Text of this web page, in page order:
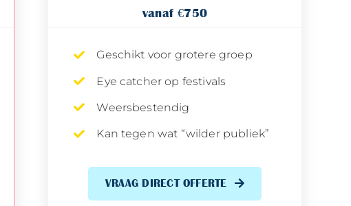
vanaf €750
Geschikt voor grotere groep
Eye catcher op festivals
Weersbestendig
Kan tegen wat “wilder publiek”
VRAAG DIRECT OFFERTE